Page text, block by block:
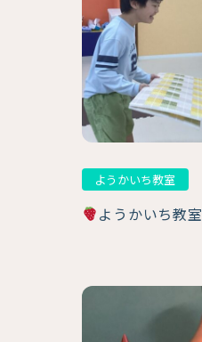
ようかいち教室
ようかいち教室